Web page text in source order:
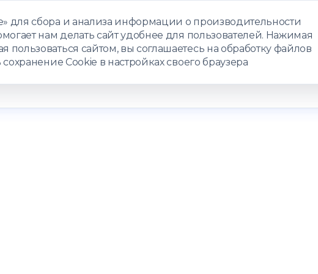
для сбора и анализа информации о производительности
нам делать сайт удобнее для пользователей. Нажимая
пользоваться сайтом, вы соглашаетесь на обработку файлов
Cookie в настройках своего браузера
ЗАПИСАТЬСЯ